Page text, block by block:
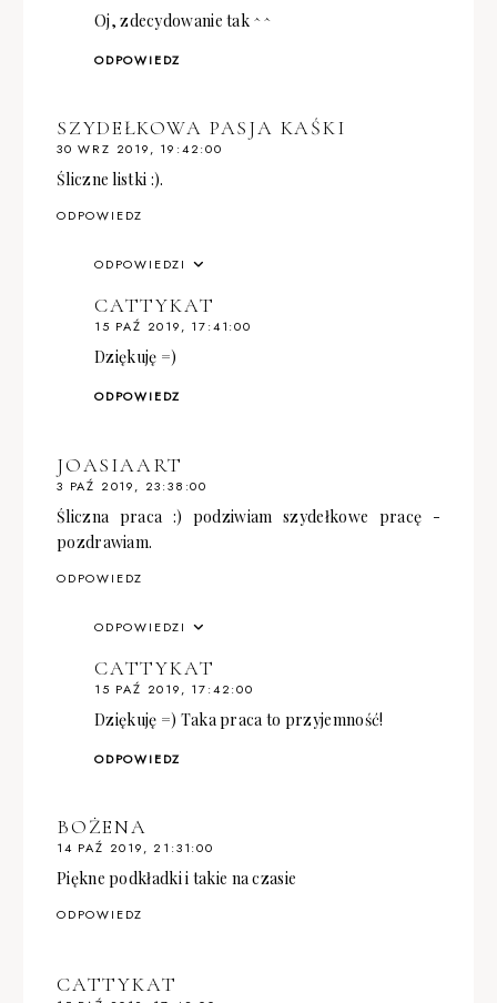
Oj, zdecydowanie tak ^^
ODPOWIEDZ
SZYDEŁKOWA PASJA KAŚKI
30 WRZ 2019, 19:42:00
Śliczne listki :).
ODPOWIEDZ
ODPOWIEDZI
CATTYKAT
15 PAŹ 2019, 17:41:00
Dziękuję =)
ODPOWIEDZ
JOASIAART
3 PAŹ 2019, 23:38:00
Śliczna praca :) podziwiam szydełkowe pracę -
pozdrawiam.
ODPOWIEDZ
ODPOWIEDZI
CATTYKAT
15 PAŹ 2019, 17:42:00
Dziękuję =) Taka praca to przyjemność!
ODPOWIEDZ
BOŻENA
14 PAŹ 2019, 21:31:00
Piękne podkładki i takie na czasie
ODPOWIEDZ
CATTYKAT